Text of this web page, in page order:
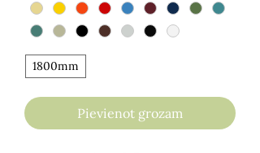
1800mm
Pievienot grozam